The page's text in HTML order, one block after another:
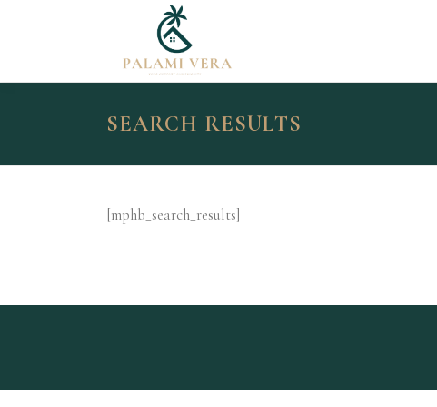
SEARCH RESULTS
[mphb_search_results]